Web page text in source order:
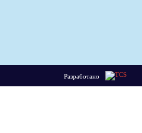
Разработано